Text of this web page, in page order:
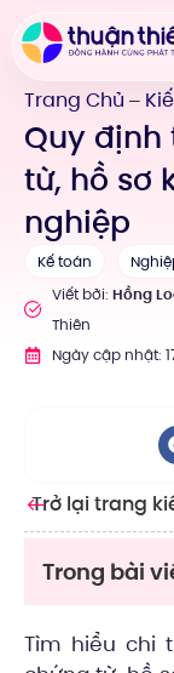
Trang Chủ —
Quy
từ, hồ sơ
nghiệp
Kế toán
Viết bởi: Hồng
Thiên
Ngày cập nhật:
Tìm hiểu chi
Trở lại trang
Trong bài